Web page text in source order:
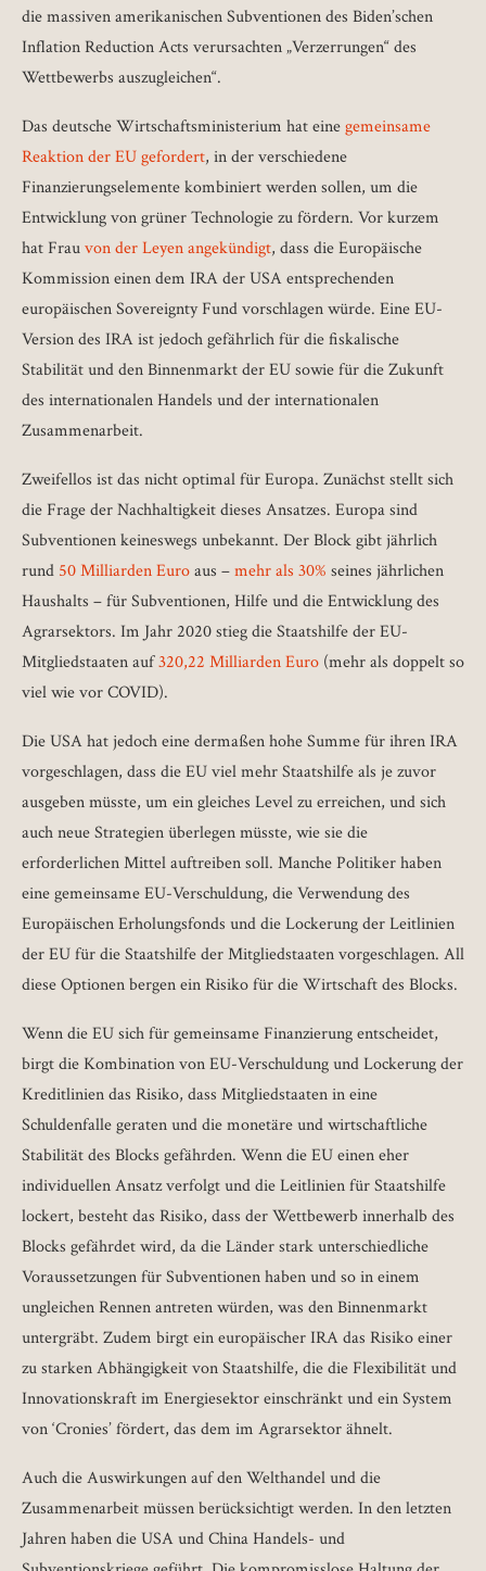
die massiven amerikanischen Subventionen des Biden’schen
Inflation Reduction Acts verursachten „Verzerrungen“ des
Wettbewerbs auszugleichen“.
Das deutsche Wirtschaftsministerium hat einegemeinsame
Reaktion der EU gefordert, in der verschiedene
Finanzierungselemente kombiniert werden sollen, um die
Entwicklung von grüner Technologie zu fördern. Vor kurzem
hat Frauvon der Leyen angekündigt, dass die Europäische
Kommission einen dem IRA der USA entsprechenden
europäischen Sovereignty Fund vorschlagen würde. Eine EU-
Version des IRA ist jedoch gefährlich für die fiskalische
Stabilität und den Binnenmarkt der EU sowie für die Zukunft
des internationalen Handels und der internationalen
Zusammenarbeit.
Zweifellos ist das nicht optimal für Europa. Zunächst stellt sich
die Frage der Nachhaltigkeit dieses Ansatzes. Europa sind
Subventionen keineswegs unbekannt. Der Block gibt jährlich
rund 50 Milliarden Euroaus –mehr als 30% seines jährlichen
Haushalts – für Subventionen, Hilfe und die Entwicklung des
Agrarsektors. Im Jahr 2020 stieg die Staatshilfe der EU-
Mitgliedstaaten auf320,22 Milliarden Euro (mehr als doppelt so
viel wie vor COVID).
Die USA hat jedoch eine dermaßen hohe Summe für ihren IRA
vorgeschlagen, dass die EU viel mehr Staatshilfe als je zuvor
ausgeben müsste, um ein gleiches Level zu erreichen, und sich
auch neue Strategien überlegen müsste, wie sie die
erforderlichen Mittel auftreiben soll. Manche Politiker haben
eine gemeinsame EU-Verschuldung, die Verwendung des
Europäischen Erholungsfonds und die Lockerung der Leitlinien
der EU für die Staatshilfe der Mitgliedstaaten vorgeschlagen. All
diese Optionen bergen ein Risiko für die Wirtschaft des Blocks.
Wenn die EU sich für gemeinsame Finanzierung entscheidet,
birgt die Kombination von EU-Verschuldung und Lockerung der
Kreditlinien das Risiko, dass Mitgliedstaaten in eine
Schuldenfalle geraten und die monetäre und wirtschaftliche
Stabilität des Blocks gefährden. Wenn die EU einen eher
individuellen Ansatz verfolgt und die Leitlinien für Staatshilfe
lockert, besteht das Risiko, dass der Wettbewerb innerhalb des
Blocks gefährdet wird, da die Länder stark unterschiedliche
Voraussetzungen für Subventionen haben und so in einem
ungleichen Rennen antreten würden, was den Binnenmarkt
untergräbt. Zudem birgt ein europäischer IRA das Risiko einer
zu starken Abhängigkeit von Staatshilfe, die die Flexibilität und
Innovationskraft im Energiesektor einschränkt und ein System
von ‘Cronies’ fördert, das dem im Agrarsektor ähnelt.
Auch die Auswirkungen auf den Welthandel und die
Zusammenarbeit müssen berücksichtigt werden. In den letzten
Jahren haben die USA und China Handels- und